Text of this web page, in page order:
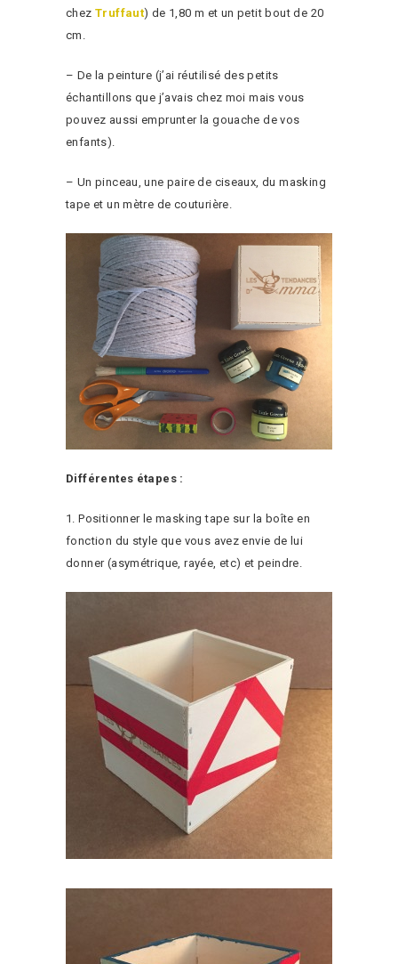
chez Truffaut) de 1,80 m et un petit bout de 20
cm.
– De la peinture (j’ai réutilisé des petits
échantillons que j’avais chez moi mais vous
pouvez aussi emprunter la gouache de vos
enfants).
– Un pinceau, une paire de ciseaux, du masking
tape et un mètre de couturière.
Différentes étapes :
1. Positionner le masking tape sur la boîte en
fonction du style que vous avez envie de lui
donner (asymétrique, rayée, etc) et peindre.